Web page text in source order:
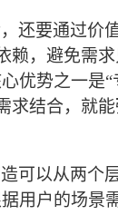
还要通过价
赖，避免需
优势之一是
求结合，就
可以从两个
用户的场景